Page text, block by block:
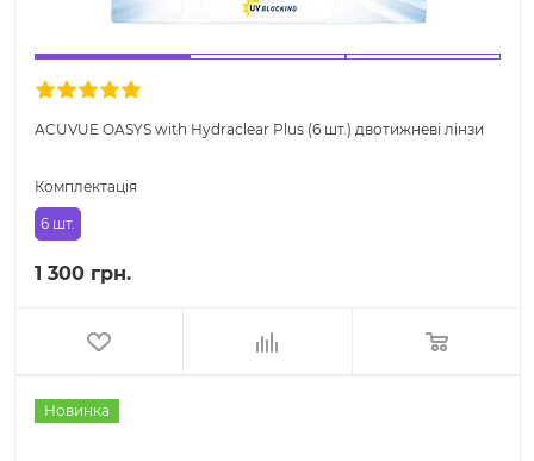
ACUVUE OASYS with Hydraclear Plus (6 шт.) двотижневі лінзи
Комплектація
6 шт.
1 300 грн.
Новинка